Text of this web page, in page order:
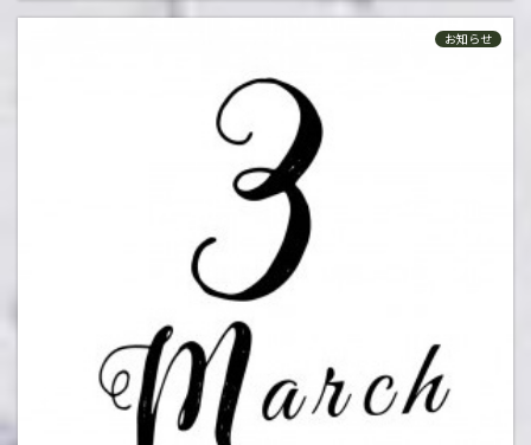
お知らせ